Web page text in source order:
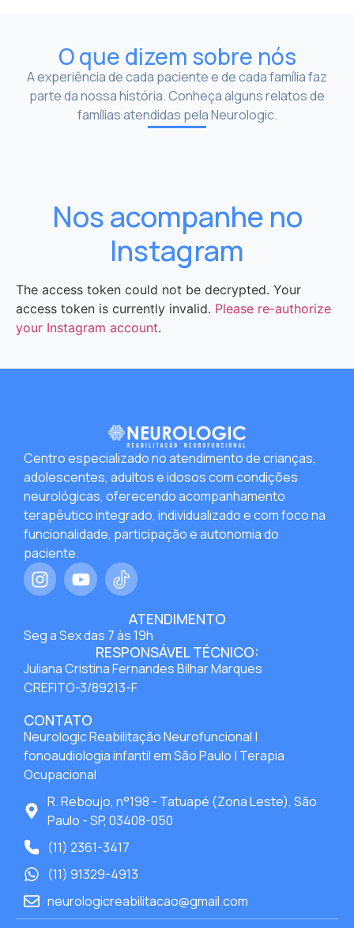
O que dizem sobre nós
A experiência de cada paciente e de cada família faz
parte da nossa história. Conheça alguns relatos de
famílias atendidas pela Neurologic.
Nos acompanhe no
Instagram
The access token could not be decrypted. Your
access token is currently invalid. Please re-authorize
your Instagram account.
Centro especializado no atendimento de crianças,
adolescentes, adultos e idosos com condições
neurológicas, oferecendo acompanhamento
terapêutico integrado, individualizado e com foco na
funcionalidade, participação e autonomia do
paciente.
ATENDIMENTO
Seg a Sex das 7 às 19h
RESPONSÁVEL TÉCNICO:
Juliana Cristina Fernandes Bilhar Marques
CREFITO-3/89213-F
CONTATO
Neurologic Reabilitação Neurofuncional |
fonoaudiologia infantil em São Paulo | Terapia
Ocupacional
R. Reboujo, n°198 - Tatuapé (Zona Leste), São
Paulo - SP, 03408-050
(11) 2361-3417
(11) 91329-4913
neurologicreabilitacao@gmail.com